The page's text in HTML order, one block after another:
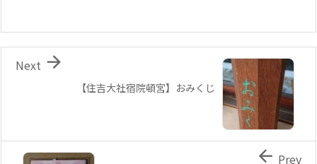
【住吉大社宿院頓宮】おみくじ

Next
 Prev